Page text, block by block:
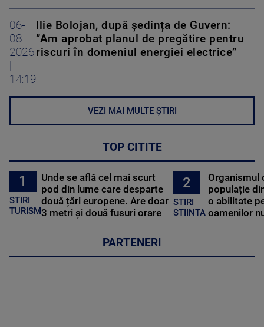
06-
08-
2026
14:19
Ilie Bolojan, după ședința de Guvern:
”Am aprobat planul de pregătire pentru
riscuri în domeniul energiei electrice”
VEZI MAI MULTE ȘTIRI
TOP CITITE
1
STIRI
TURISM
Unde se află cel mai scurt
pod din lume care desparte
două țări europene. Are doar
3 metri și două fusuri orare
2
STIRI
STIINTA
Organismul
populație
o abilitate
oamenilor
PARTENERI